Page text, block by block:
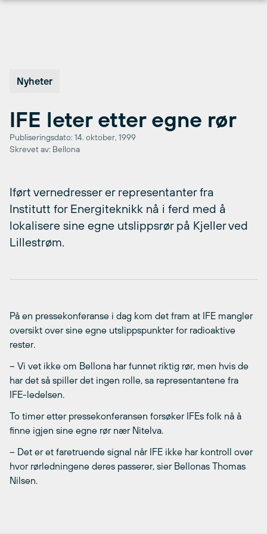
Nyheter
IFE leter etter egne rør
Publiseringsdato: 14. oktober, 1999
Skrevet av: Bellona
Iført vernedresser er representanter fra
Institutt for Energiteknikk nå i ferd med å
lokalisere sine egne utslippsrør på Kjeller ved
Lillestrøm.
På en pressekonferanse i dag kom det fram at IFE mangler
oversikt over sine egne utslippspunkter for radioaktive
rester.
– Vi vet ikke om Bellona har funnet riktig rør, men hvis de
har det så spiller det ingen rolle, sa representantene fra
IFE-ledelsen.
To timer etter pressekonferansen forsøker IFEs folk nå å
finne igjen sine egne rør nær Nitelva.
– Det er et faretruende signal når IFE ikke har kontroll over
hvor rørledningene deres passerer, sier Bellonas Thomas
Nilsen.